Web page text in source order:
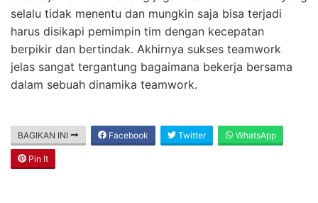
selalu tidak menentu dan mungkin saja bisa terjadi
harus disikapi pemimpin tim dengan kecepatan
berpikir dan bertindak. Akhirnya sukses teamwork
jelas sangat tergantung bagaimana bekerja bersama
dalam sebuah dinamika teamwork.
BAGIKAN INI Facebook Twitter WhatsApp
Pin It